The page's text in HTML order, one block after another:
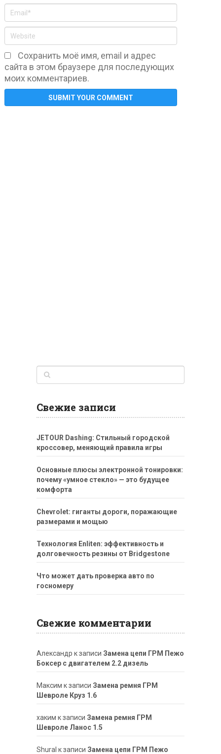
Сохранить моё имя, email и адрес
сайта в этом браузере для последующих
моих комментариев.
Свежие записи
JETOUR Dashing: Стильный городской
кроссовер, меняющий правила игры
Основные плюсы электронной тонировки:
почему «умное стекло» — это будущее
комфорта
Chevrolet: гиганты дороги, поражающие
размерами и мощью
Технология Enliten: эффективность и
долговечность резины от Bridgestone
Что может дать проверка авто по
госномеру
Свежие комментарии
Александр к записи Замена цепи ГРМ Пежо
Боксер с двигателем 2.2 дизель
Максим к записи Замена ремня ГРМ
Шевроле Круз 1.6
хаким к записи Замена ремня ГРМ
Шевроле Ланос 1.5
ShuraI к записи Замена цепи ГРМ Пежо